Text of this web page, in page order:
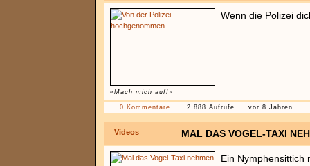
«Mach mich auf!»
Wenn die Polizei
0 Kommentare 2.888 Aufrufe vor 8 Jahren
Videos MAL DAS VOGEL-TAXI
Ein Nymphensittich